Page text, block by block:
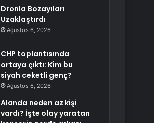
Dronla Bozayıları
Uzaklaştırdı
Ağustos 6, 2026
CHP toplantısında
ortaya çıktı: Kim bu
siyah ceketli genç?
Ağustos 6, 2026
Alanda neden az kişi
vardı? İşte olay yaratan